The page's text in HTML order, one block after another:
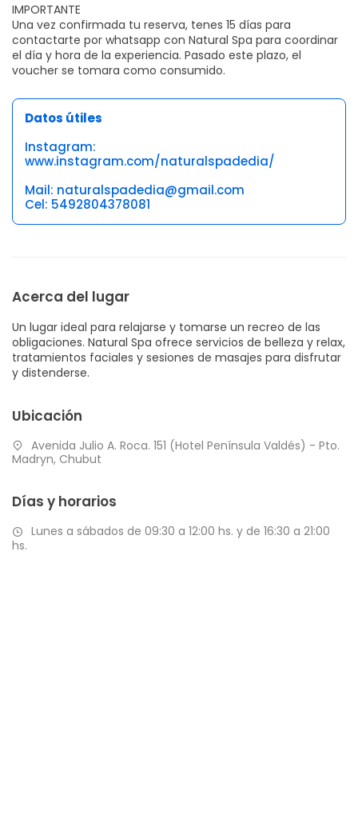
IMPORTANTE
Una vez confirmada tu reserva, tenes 15 días para
contactarte por whatsapp con Natural Spa para coordinar
el día y hora de la experiencia. Pasado este plazo, el
voucher se tomara como consumido.
Datos útiles
Instagram:
www.instagram.com/naturalspadedia/
Mail: naturalspadedia@gmail.com
Cel: 5492804378081
Acerca del lugar
Un lugar ideal para relajarse y tomarse un recreo de las
obligaciones. Natural Spa ofrece servicios de belleza y relax,
tratamientos faciales y sesiones de masajes para disfrutar
y distenderse.
Ubicación
Avenida Julio A. Roca. 151 (Hotel Península Valdés) - Pto.
Madryn, Chubut
Días y horarios
Lunes a sábados de 09:30 a 12:00 hs. y de 16:30 a 21:00
hs.